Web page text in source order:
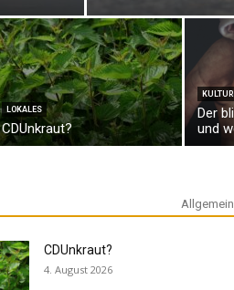
LOKALES
CDUnkraut?
KULTUR
Der
und
Allgemein
CDUnkraut?
4. August 2026